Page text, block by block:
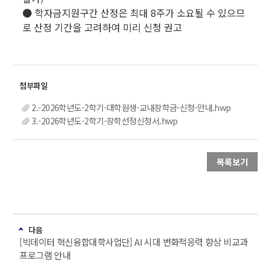
● 학자금지원구간 산정은 최대 8주가 소요될 수 있으므
로 산정 기간을 고려하여 미리 신청 권고
2.-2026학년도-2학기-대학원생-교내장학금-신청-안내.hwp
3.-2026학년도-2학기-장학선정신청서.hwp
목록보기
다음
[빅데이터 혁신융합대학사업단] AI 시대 변화적응력 향상 비교과
프로그램 안내